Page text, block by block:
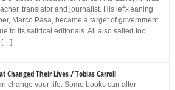
translator and journalist. His left-leaning
Marco Pasa, became a target of government
to its satirical editorials. Ali also sailed too
[…]
Changed Their Lives / Tobias Carroll
change your life. Some books can alter